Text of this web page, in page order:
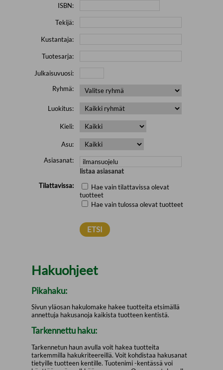
ISBN:
Tekijä:
Kustantaja:
Tuotesarja:
Julkaisuvuosi:
Ryhmä:
Luokitus:
Kieli:
Asu:
Asiasanat:
listaa asiasanat
Tilattavissa:
Hae vain tilattavissa olevat
tuotteet
Hae vain tulossa olevat tuotteet
Hakuohjeet
Pikahaku:
Sivun yläosan hakulomake hakee tuotteita etsimällä
annettuja hakusanoja kaikista tuotteen kentistä.
Tarkennettu haku:
Tarkennetun haun avulla voit hakea tuotteita
tarkemmilla hakukriteereillä. Voit kohdistaa hakusanat
tietyille tuotteen kentille. Tuotenimi -kentässä voi